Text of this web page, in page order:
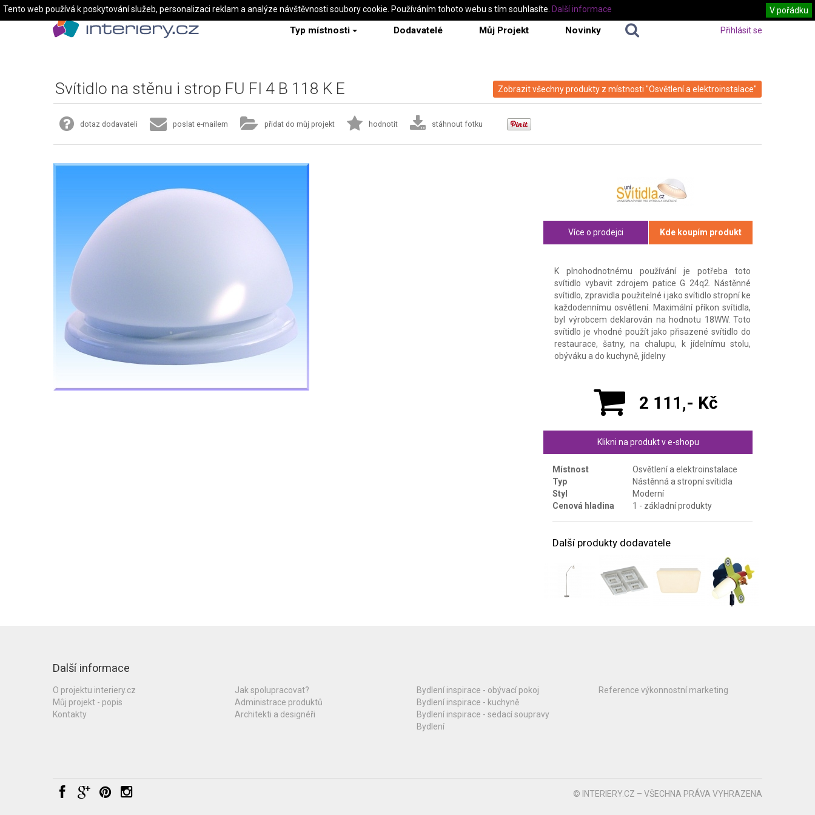
Typ místnosti Dodavatelé Můj Projekt Novinky Přihlásit se
Zobrazit všechny produkty z místnosti "Osvětlení a elektroinstalace"
Svítidlo na stěnu i strop FU FI 4 B 118 K E
dotaz dodavateli poslat e-mailem přidat do můj projekt hodnotit stáhnout fotku
Více o prodejci Kde koupím produkt
K plnohodnotnému používání je potřeba toto
svítidlo vybavit zdrojem patice G 24q2. Nástěnné
svítidlo, zpravidla použitelné i jako svítidlo stropní ke
každodennímu osvětlení. Maximální příkon svítidla,
byl výrobcem deklarován na hodnotu 18WW. Toto
svítidlo je vhodné použít jako přisazené svítidlo do
restaurace, šatny, na chalupu, k jídelnímu stolu,
obýváku a do kuchyně, jídelny
2 111,- Kč
Klikni na produkt v e-shopu
Místnost
Osvětlení a elektroinstalace
Typ
Nástěnná a stropní svítidla
Styl
Moderní
Cenová hladina
1 - základní produkty
Další produkty dodavatele
Další informace
O projektu interiery.cz
Můj projekt - popis
Kontakty
Jak spolupracovat?
Administrace produktů
Architekti a designéři
Bydlení inspirace - obývací pokoj
Bydlení inspirace - kuchyně
Bydlení inspirace - sedací soupravy
Bydlení
Reference výkonnostní marketing
© INTERIERY.CZ – VŠECHNA PRÁVA VYHRAZENA
Tento web používá k poskytování služeb, personalizaci reklam a analýze návštěvnosti soubory cookie. Používáním tohoto webu s tím souhlasíte. V pořádku
Další informace